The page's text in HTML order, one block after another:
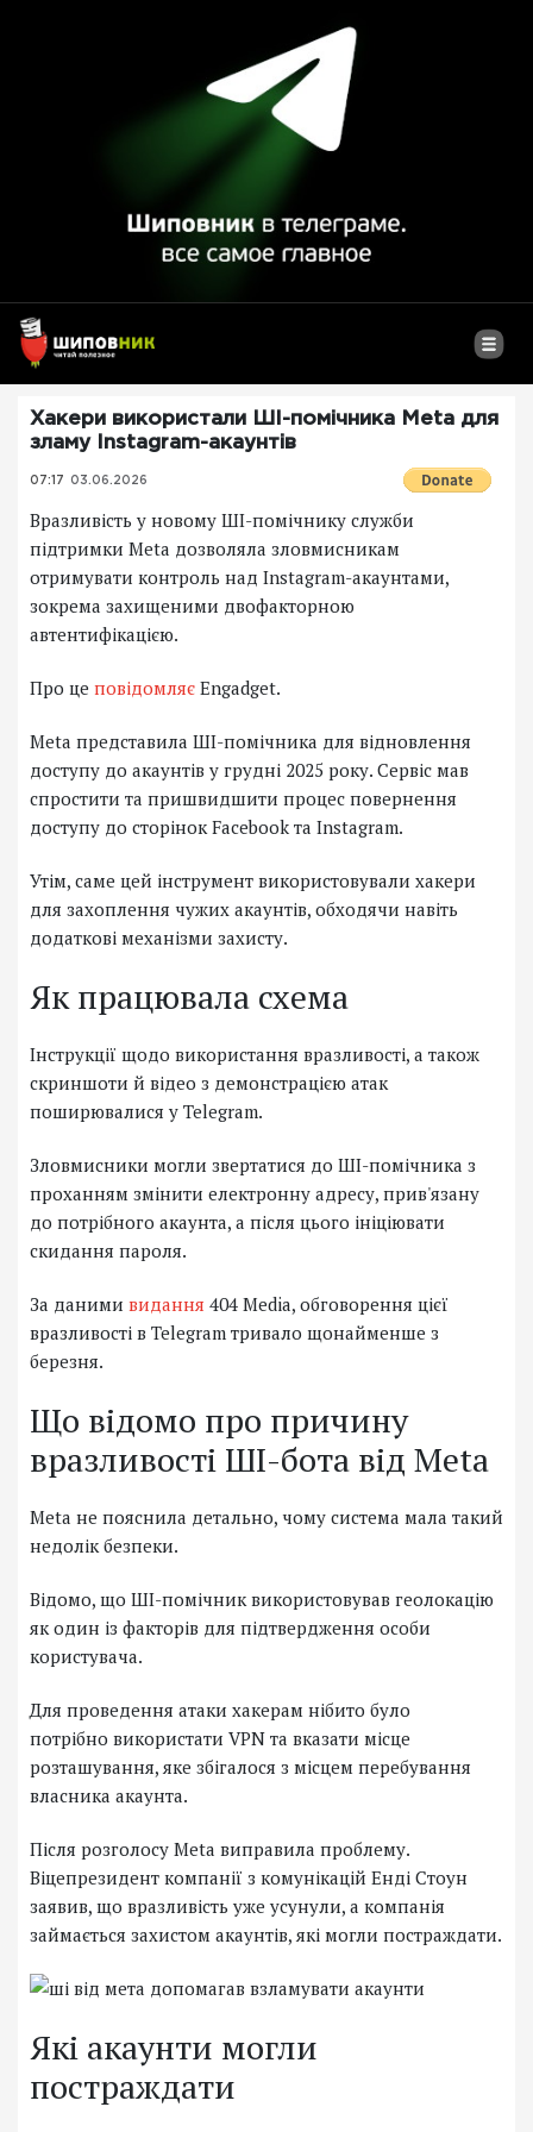
Хакери використали ШІ-помічника Meta для
зламу Instagram-акаунтів
07:17 03.06.2026
Вразливість у новому ШІ-помічнику служби
підтримки Meta дозволяла зловмисникам
отримувати контроль над Instagram-акаунтами,
зокрема захищеними двофакторною
автентифікацією.
Про це повідомляє Engadget.
Meta представила ШІ-помічника для відновлення
доступу до акаунтів у грудні 2025 року. Сервіс мав
спростити та пришвидшити процес повернення
доступу до сторінок Facebook та Instagram.
Утім, саме цей інструмент використовували хакери
для захоплення чужих акаунтів, обходячи навіть
додаткові механізми захисту.
Як працювала схема
Інструкції щодо використання вразливості, а також
скриншоти й відео з демонстрацією атак
поширювалися у Telegram.
Зловмисники могли звертатися до ШІ-помічника з
проханням змінити електронну адресу, прив'язану
до потрібного акаунта, а після цього ініціювати
скидання пароля.
За даними видання 404 Media, обговорення цієї
вразливості в Telegram тривало щонайменше з
березня.
Що відомо про причину
вразливості ШІ-бота від Meta
Meta не пояснила детально, чому система мала такий
недолік безпеки.
Відомо, що ШІ-помічник використовував геолокацію
як один із факторів для підтвердження особи
користувача.
Для проведення атаки хакерам нібито було
потрібно використати VPN та вказати місце
розташування, яке збігалося з місцем перебування
власника акаунта.
Після розголосу Meta виправила проблему.
Віцепрезидент компанії з комунікацій Енді Стоун
заявив, що вразливість уже усунули, а компанія
займається захистом акаунтів, які могли постраждати.
Які акаунти могли
постраждати